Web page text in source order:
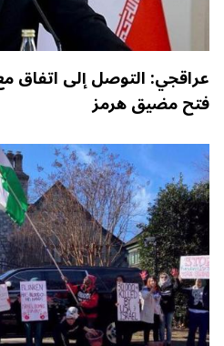
عراقجي: التوصل إلى اتفاق
فتح مضيق هرمز